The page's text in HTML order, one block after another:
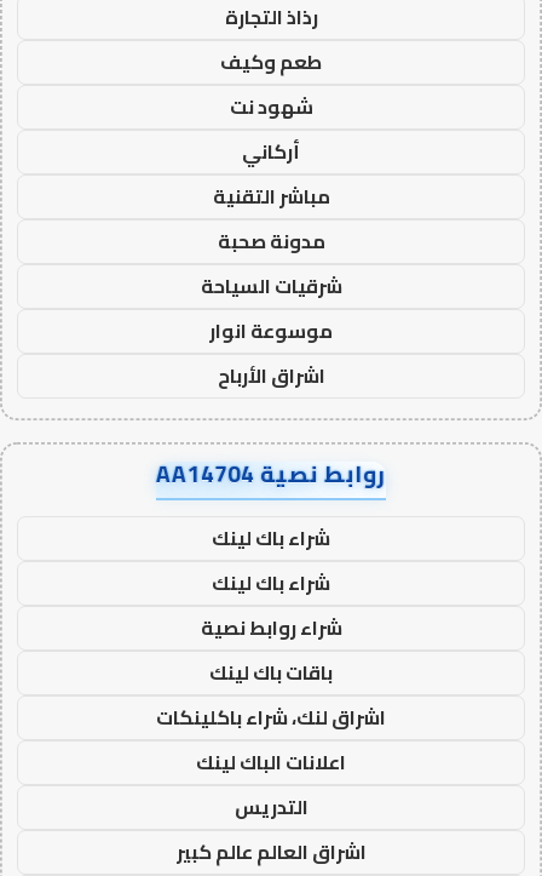
رذاذ التجارة
طعم وكيف
شهود نت
أركاني
مباشر التقنية
مدونة صحبة
شرقيات السياحة
موسوعة انوار
اشراق الأرباح
روابط نصية AA14704
شراء باك لينك
شراء باك لينك
شراء روابط نصية
باقات باك لينك
اشراق لنك، شراء باكلينكات
اعلانات الباك لينك
التدريس
اشراق العالم عالم كبير